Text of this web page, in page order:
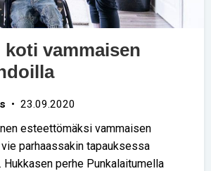
koti vammaisen
• 23.09.2020
esteettömäksi vammaisen
parhaassakin tapauksessa
perhe Punkalaitumella